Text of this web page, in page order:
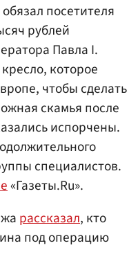
посетителя
рублей
Павла I.
которое
чтобы сделать
скамья после
испорчены.
специалистов.
«Газеты.Ru».
рассказал, кто
под операцию